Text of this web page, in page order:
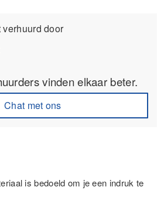
door
vinden elkaar beter.
Chat met ons
is bedoeld om je een indruk te